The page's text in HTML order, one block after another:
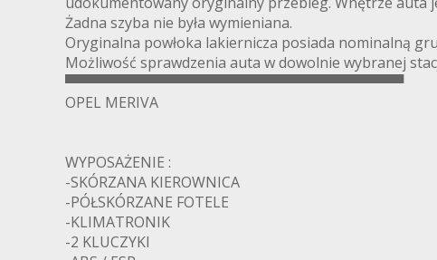
Żadna szyba nie była wymieniana.
Oryginalna powłoka lakiernicza posiada nominalną
Możliwość sprawdzenia auta w dowolnie wybranej
▀▀▀▀▀▀▀▀▀▀▀▀▀▀▀▀▀▀▀▀▀▀▀▀▀▀▀▀▀▀▀▀▀▀
OPEL MERIVA
WYPOSAŻENIE :
-SKÓRZANA KIEROWNICA
-PÓŁSKÓRZANE FOTELE
-KLIMATRONIK
-2 KLUCZYKI